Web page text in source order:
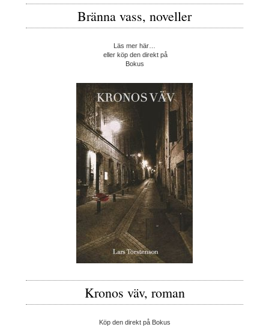
Bränna vass, noveller
Läs mer här…
eller köp den direkt på
Bokus
Kronos väv, roman
Köp den direkt på Bokus